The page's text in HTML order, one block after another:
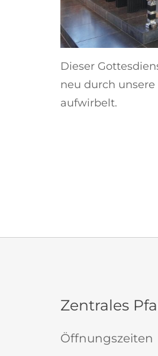
Dieser
neu durch
aufwirbelt.
Zentrales
Öffnungszeiten